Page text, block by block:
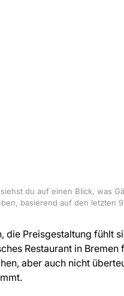
du auf einen Blick, was
basierend auf den letzten
die Preisgestaltung fühlt
Restaurant in Bremen
aber auch nicht